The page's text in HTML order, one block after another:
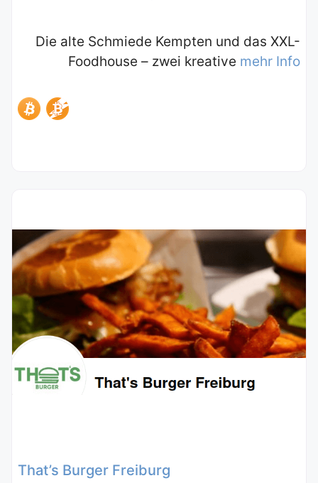
Die alte Schmiede Kempten und das XXL-
Foodhouse – zwei kreative mehr Info
That’s Burger Freiburg